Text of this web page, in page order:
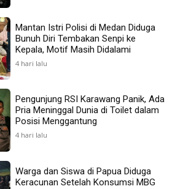
Mantan Istri Polisi di Medan Diduga
Bunuh Diri Tembakan Senpi ke
Kepala, Motif Masih Didalami
4 hari lalu
Pengunjung RSI Karawang Panik, Ada
Pria Meninggal Dunia di Toilet dalam
Posisi Menggantung
4 hari lalu
Warga dan Siswa di Papua Diduga
Keracunan Setelah Konsumsi MBG